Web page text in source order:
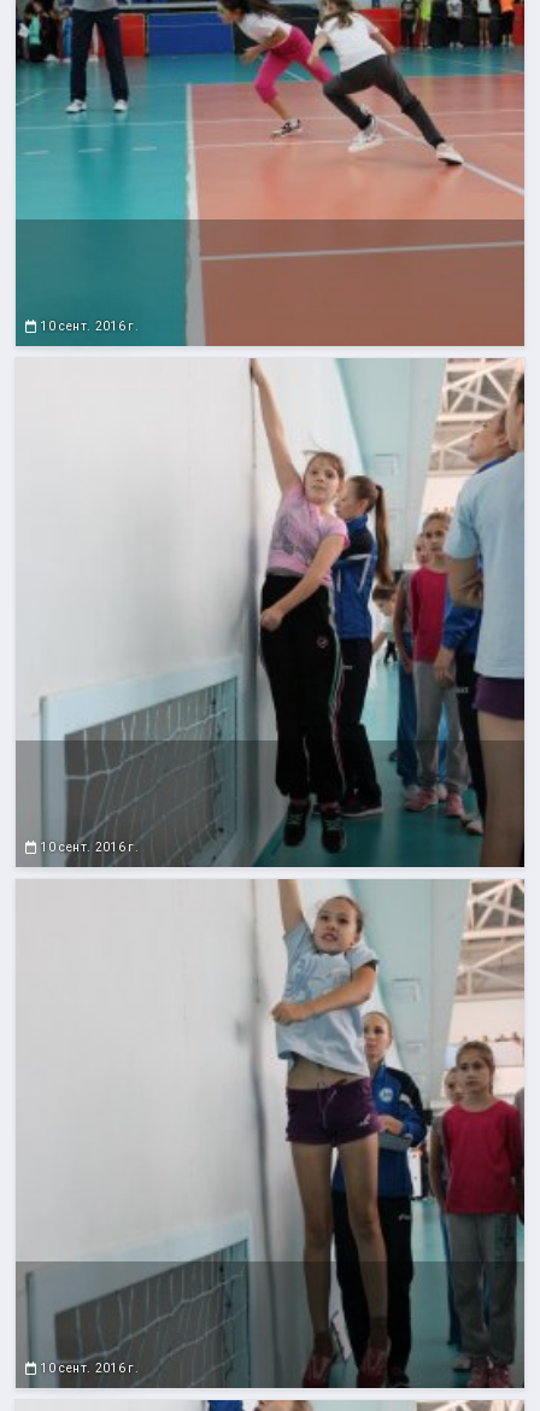
10 сент. 2016 г.
10 сент. 2016 г.
10 сент. 2016 г.